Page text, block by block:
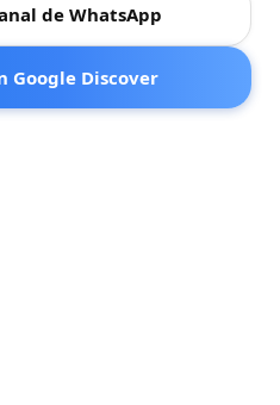
de WhatsApp
Google Discover